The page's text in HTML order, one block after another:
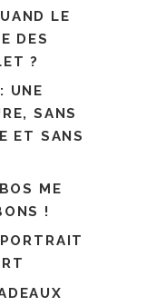
LE
DES
?
UNE
SANS
ET SANS
ME
!